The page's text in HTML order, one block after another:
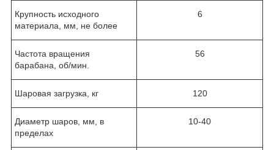
Крупность исходного
материала, мм, не более
6
Частота вращения
барабана, об/мин.
56
Шаровая загрузка, кг 120
Диаметр шаров, мм, в
пределах
10-40